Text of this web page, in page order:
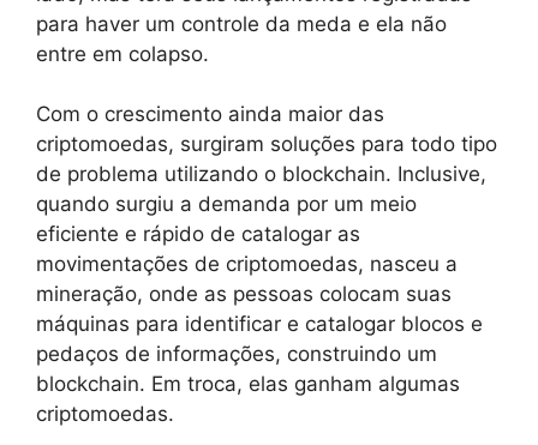
para haver um controle da meda e ela não
entre em colapso.
Com o crescimento ainda maior das
criptomoedas, surgiram soluções para todo tipo
de problema utilizando o blockchain. Inclusive,
quando surgiu a demanda por um meio
eficiente e rápido de catalogar as
movimentações de criptomoedas, nasceu a
mineração, onde as pessoas colocam suas
máquinas para identificar e catalogar blocos e
pedaços de informações, construindo um
blockchain. Em troca, elas ganham algumas
criptomoedas.